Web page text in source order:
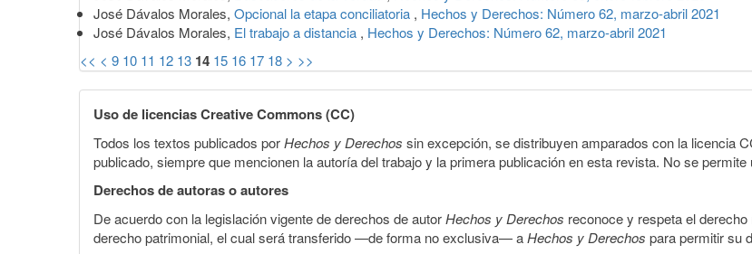
José Dávalos Morales, Opcional la etapa conciliatoria , Hechos y Derechos: Número 62, marzo-abril 2021
José Dávalos Morales, El trabajo a distancia , Hechos y Derechos: Número 62, marzo-abril 2021
<< < 9 10 11 12 13 14 15 16 17 18 > >>
Uso de licencias Creative Commons (CC)
Todos los textos publicados porHechos y Derechos sin excepción, se distribuyen amparados con la licencia
publicado, siempre que mencionen la autoría del trabajo y la primera publicación en esta revista. No se
Derechos de autoras o autores
De acuerdo con la legislación vigente de derechos de autorHechos y Derechos reconoce y respeta el
derecho patrimonial, el cual será transferido —de forma no exclusiva— aHechos y Derechos para permitir su